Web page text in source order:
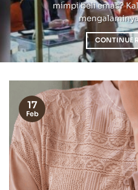
mimpi beli emas?
CONTINUE
17
Feb